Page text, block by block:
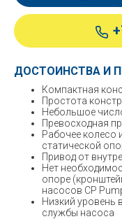
ДОСТОИНСТВА И
Компактная
Простота
Небольшое
Превосходная
Рабочее колесо
статической
Привод от
Нет
опоре
насосов CP
Низкий уровень
службы насоса